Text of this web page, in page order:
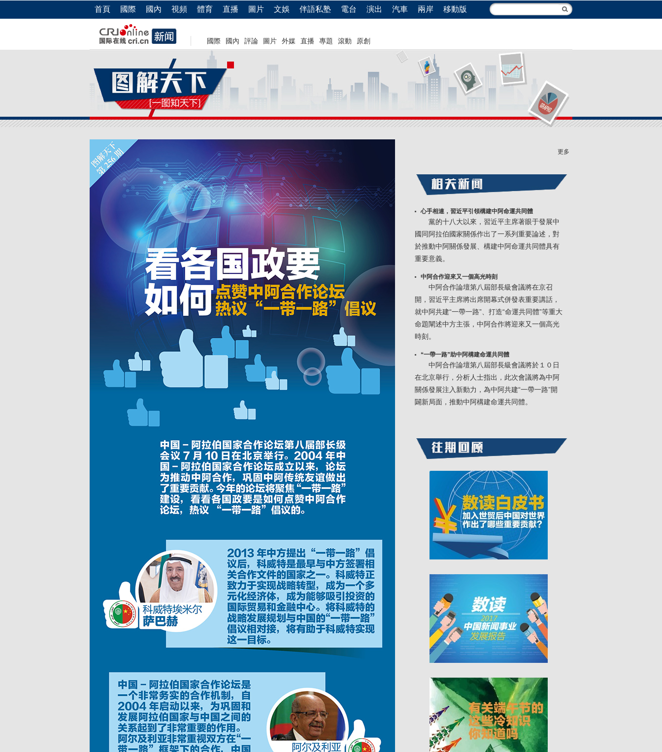
首頁 國際 國內 視頻 體育 直播 圖片 文娛 伴語私塾 電台 演出 汽車 兩岸 移動版
國際 國內 評論 圖片 外媒 直播 專題 滾動 原創
更多
心手相連，習近平引領構建中阿命運共同體
黨的十八大以來，習近平主席著眼于發展中
國同阿拉伯國家關係作出了一系列重要論述，對
於推動中阿關係發展、構建中阿命運共同體具有
重要意義。
中阿合作迎來又一個高光時刻
中阿合作論壇第八屆部長級會議將在京召
開，習近平主席將出席開幕式併發表重要講話，
就中阿共建“一帶一路”、打造“命運共同體”等重大
命題闡述中方主張，中阿合作將迎來又一個高光
時刻。
“一帶一路”助中阿構建命運共同體
中阿合作論壇第八屆部長級會議將於１０日
在北京舉行，分析人士指出，此次會議將為中阿
關係發展注入新動力，為中阿共建“一帶一路”開
闢新局面，推動中阿構建命運共同體。